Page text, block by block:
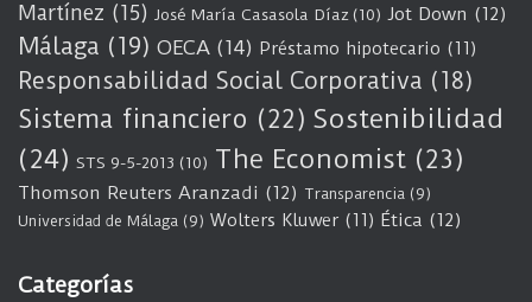
Martínez (15) José María Casasola Díaz (10) Jot Down (12)
Málaga (19) OECA (14) Préstamo hipotecario (11)
Responsabilidad Social Corporativa (18)
Sistema financiero (22) Sostenibilidad
(24) STS 9-5-2013 (10) The Economist (23)
Thomson Reuters Aranzadi (12) Transparencia (9)
Universidad de Málaga (9) Wolters Kluwer (11) Ética (12)
Categorías